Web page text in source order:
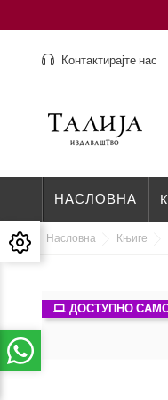
Контактирајте нас
НАСЛОВНА
Насловна Књиге
ДОСТУПНО